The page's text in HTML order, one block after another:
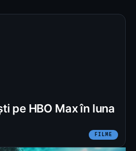
pe HBO Max în luna
FILME